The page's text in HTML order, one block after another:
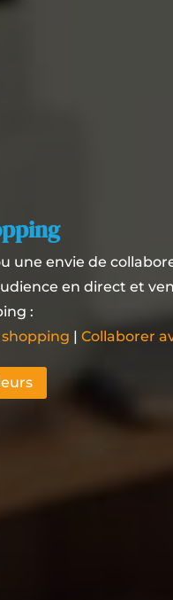
une envie de
en direct et
:
|Collaborer